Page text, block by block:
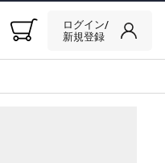
ログイン/
新規登録